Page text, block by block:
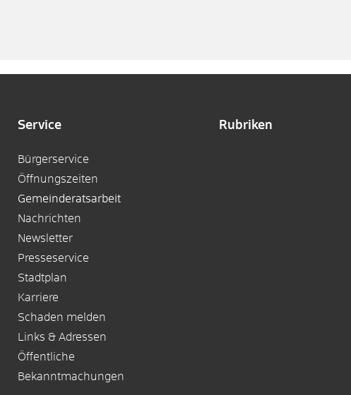
Service
Bürgerservice
Öffnungszeiten
Gemeinderatsarbeit
Nachrichten
Newsletter
Presseservice
Stadtplan
Karriere
Schaden melden
Links & Adressen
Öffentliche
Bekanntmachungen
Rubriken